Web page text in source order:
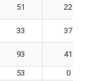
51 22
33 37
93 41
53
0